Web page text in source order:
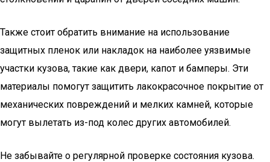
Также стоит обратить внимание на использование
защитных пленок или накладок на наиболее уязвимые
участки кузова, такие как двери, капот и бамперы. Эти
материалы помогут защитить лакокрасочное покрытие от
механических повреждений и мелких камней, которые
могут вылетать из-под колес других автомобилей.
Не забывайте о регулярной проверке состояния кузова.